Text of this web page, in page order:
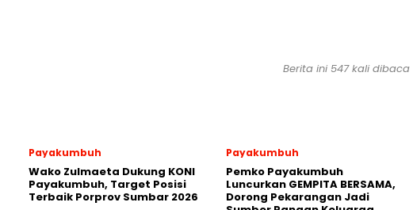
Berita ini 547 kali dibaca
Payakumbuh
Wako Zulmaeta Dukung KONI
Payakumbuh, Target Posisi
Terbaik Porprov Sumbar 2026
Payakumbuh
Pemko Payakumbuh
Luncurkan GEMPITA BERSAMA,
Dorong Pekarangan Jadi